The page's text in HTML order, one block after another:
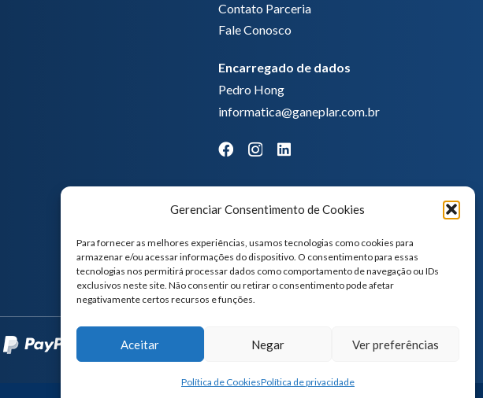
Gerenciar Consentimento de Cookies
Para fornecer as melhores experiências, usamos tecnologias como cookies para
armazenar e/ou acessar informações do dispositivo. O consentimento para essas
tecnologias nos permitirá processar dados como comportamento de navegação ou IDs
exclusivos neste site. Não consentir ou retirar o consentimento pode afetar
negativamente certos recursos e funções.
Aceitar Negar Ver preferências
Política de CookiesPolítica de privacidade
Contato Parceria
Fale Conosco
Encarregado de dados
Pedro Hong
informatica@ganeplar.com.br